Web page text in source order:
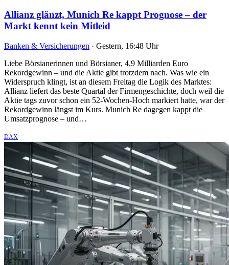
Allianz glänzt, Munich Re kappt Prognose – der
Markt kennt kein Mitleid
Banken & Versicherungen · Gestern, 16:48 Uhr
Liebe Börsianerinnen und Börsianer, 4,9 Milliarden Euro
Rekordgewinn – und die Aktie gibt trotzdem nach. Was wie ein
Widerspruch klingt, ist an diesem Freitag die Logik des Marktes:
Allianz liefert das beste Quartal der Firmengeschichte, doch weil die
Aktie tags zuvor schon ein 52-Wochen-Hoch markiert hatte, war der
Rekordgewinn längst im Kurs. Munich Re dagegen kappt die
Umsatzprognose – und…
DAX